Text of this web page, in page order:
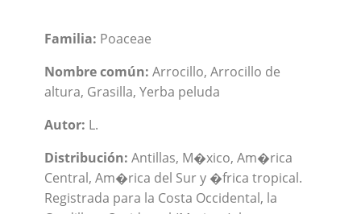
Familia: Poaceae
Nombre común: Arrocillo, Arrocillo de
altura, Grasilla, Yerba peluda
Autor: L.
Distribución: Antillas, M�xico, Am�rica
Central, Am�rica del Sur y �frica tropical.
Registrada para la Costa Occidental, la